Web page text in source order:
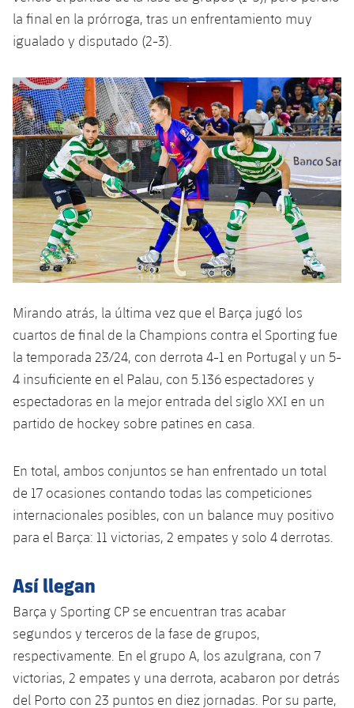
Jugadores
Fotos
Historia
Palmarés
Clasificaciones
Juvenil
Alevín
Noticias
Atletismo
plusicon
Masculino
Femenino
Agenda
plusicon
más
Actualidad
Jugadores
Calendario
Resultados
Clasificaciones
Hockey sobre hielo
plusicon
más
Actualidad
Jugadores
Calendario
Resultados
Clasificaciones
Hockey hierba
plusicon
más
Noticias
Hockey Hierba Masculino
Hockey Hierba Femenino
Patinaje artístico
plusicon
más
Actualidad
Plantilla
Agenda
Escuela de Patinaje
Rugby
Actualidad
Calendario
Clasificaciones
Voleibol
plusicon
más
Noticias
Voleibol masculino
Apúntate a las amateurs
plusicon
más
Apúntate a las amateurs
PLUSICON
MÁS
VALORANT Rising
VALORANT Game Changers
eFootball
la final en la prórroga, tras un enfrentamiento muy
igualado y disputado (2-3).
Mirando atrás, la última vez que el Barça jugó los
cuartos de final de la Champions contra el Sporting fue
la temporada 23/24, con derrota 4-1 en Portugal y un 5-
4 insuficiente en el Palau, con 5.136 espectadores y
espectadoras en la mejor entrada del siglo XXI en un
partido de hockey sobre patines en casa.
En total, ambos conjuntos se han enfrentado un total
de 17 ocasiones contando todas las competiciones
internacionales posibles, con un balance muy positivo
para el Barça: 11 victorias, 2 empates y solo 4 derrotas.
Así llegan
Barça y Sporting CP se encuentran tras acabar
segundos y terceros de la fase de grupos,
respectivamente. En el grupo A, los azulgrana, con 7
victorias, 2 empates y una derrota, acabaron por detrás
del Porto con 23 puntos en diez jornadas. Por su parte,